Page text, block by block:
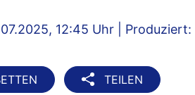
12:45 Uhr |
TEILEN